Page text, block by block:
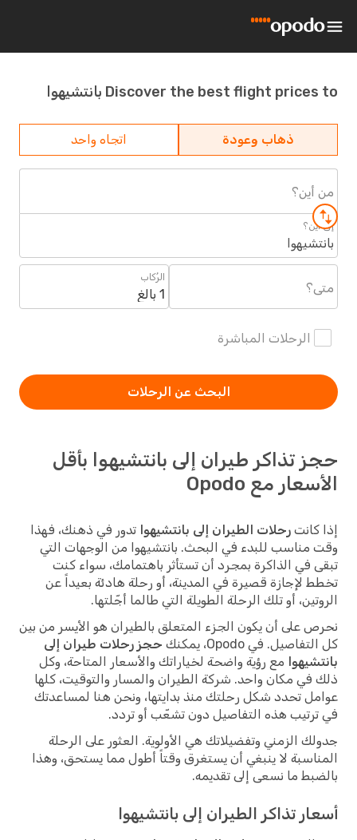
Discover the best flight prices to بانتشيهوا
ذهاب وعودة اتجاه واحد
من أين؟
إلى أين؟
بانتشيهوا
متى؟
الرُكاب
1 بالغ
الرحلات المباشرة
البحث عن الرحلات
حجز تذاكر طيران إلى بانتشيهوا بأقل
الأسعار مع Opodo
إذا كانت رحلات الطيران إلى بانتشيهوا تدور في ذهنك، فهذا
وقت مناسب للبدء في البحث. بانتشيهوا من الوجهات التي
تبقى في الذاكرة بمجرد أن تستأثر باهتمامك، سواء كنت
تخطط لإجازة قصيرة في المدينة، أو رحلة هادئة بعيداً عن
الروتين، أو تلك الرحلة الطويلة التي طالما أجّلتها.
نحرص على أن يكون الجزء المتعلق بالطيران هو الأيسر من بين
كل التفاصيل. في Opodo، يمكنك
حجز رحلات طيران إلى
بانتشيهوا مع رؤية واضحة لخياراتك والأسعار المتاحة، وكل
ذلك في مكان واحد. شركة الطيران والمسار والتوقيت، كلها
عوامل تحدد شكل رحلتك منذ بدايتها، ونحن هنا لمساعدتك
في ترتيب هذه التفاصيل دون تشعّب أو تردد.
جدولك الزمني وتفضيلاتك هي الأولوية. العثور على الرحلة
المناسبة لا ينبغي أن يستغرق وقتاً أطول مما يستحق، وهذا
بالضبط ما نسعى إلى تقديمه.
أسعار تذاكر الطيران إلى بانتشيهوا